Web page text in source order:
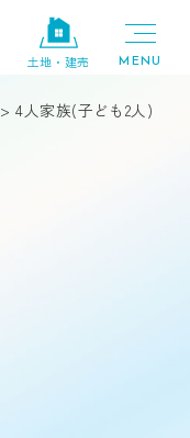
土地・建売
>4人家族(子ども2人)